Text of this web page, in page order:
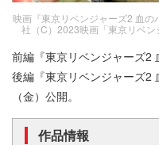
映画『東京リベンジャーズ2 血
社（C）2023映画「東京リベ
前編『東京リベンジャーズ2
後編『東京リベンジャーズ2
（金）公開。
作品情報